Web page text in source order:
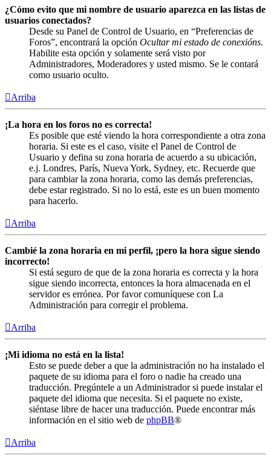
¿Cómo evito que mi nombre de usuario aparezca en las listas de
usuarios conectados?
Desde su Panel de Control de Usuario, en “Preferencias de
Foros”, encontrará la opción Ocultar mi estado de conexións.
Habilite esta opción y solamente será visto por
Administradores, Moderadores y usted mismo. Se le contará
como usuario oculto.
Arriba
¡La hora en los foros no es correcta!
Es posible que esté viendo la hora correspondiente a otra zona
horaria. Si este es el caso, visite el Panel de Control de
Usuario y defina su zona horaria de acuerdo a su ubicación,
e.j. Londres, París, Nueva York, Sydney, etc. Recuerde que
para cambiar la zona horaria, como las demás preferencias,
debe estar registrado. Si no lo está, este es un buen momento
para hacerlo.
Arriba
Cambié la zona horaria en mi perfil, ¡pero la hora sigue siendo
incorrecto!
Si está seguro de que de la zona horaria es correcta y la hora
sigue siendo incorrecta, entonces la hora almacenada en el
servidor es errónea. Por favor comuníquese con La
Administración para corregir el problema.
Arriba
¡Mi idioma no está en la lista!
Esto se puede deber a que la administración no ha instalado el
paquete de su idioma para el foro o nadie ha creado una
traducción. Pregúntele a un Administrador si puede instalar el
paquete del idioma que necesita. Si el paquete no existe,
siéntase libre de hacer una traducción. Puede encontrar más
información en el sitio web de phpBB®
Arriba